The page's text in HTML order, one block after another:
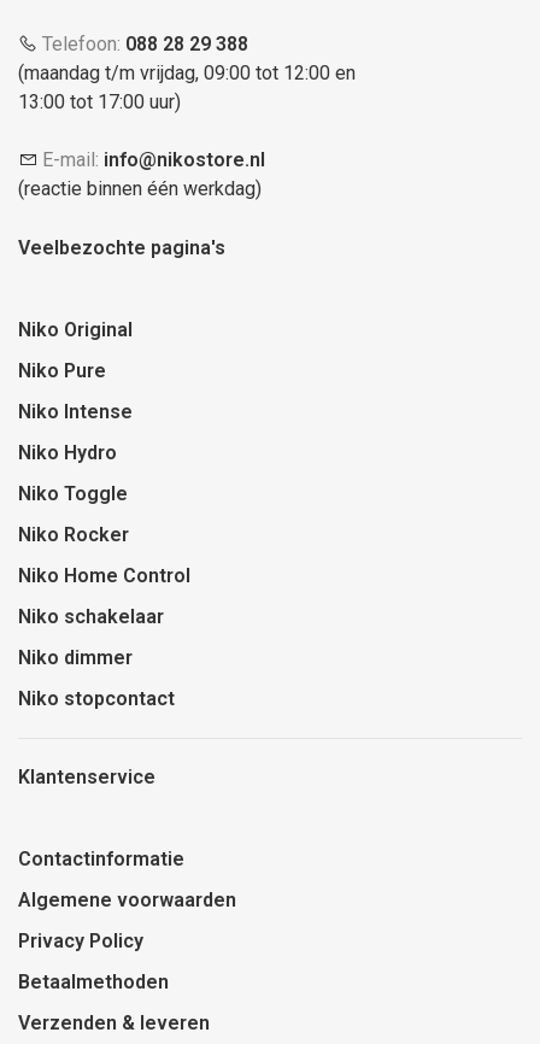
Telefoon: 088 28 29 388
(maandag t/m vrijdag, 09:00 tot 12:00 en
13:00 tot 17:00 uur)
E-mail: info@nikostore.nl
(reactie binnen één werkdag)
Veelbezochte pagina's
Niko Original
Niko Pure
Niko Intense
Niko Hydro
Niko Toggle
Niko Rocker
Niko Home Control
Niko schakelaar
Niko dimmer
Niko stopcontact
Klantenservice
Contactinformatie
Algemene voorwaarden
Privacy Policy
Betaalmethoden
Verzenden & leveren